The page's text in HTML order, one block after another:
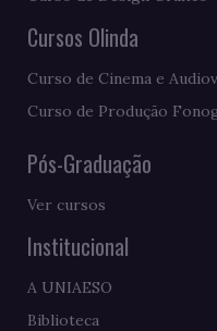
Cursos Olinda
Curso de Cinema e
Curso de Produção
Pós-Graduação
Ver cursos
Institucional
A UNIAESO
Biblioteca